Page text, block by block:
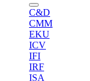
C&D
CMM
EKU
ICV
IFI
IRF
ISA